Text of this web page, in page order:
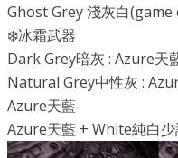
Ghost Grey 淺灰白(game
❄️冰霜武器
Dark Grey暗灰 : Azure天
Natural Grey中性灰 :
Azure天藍
Azure天藍 + White純白